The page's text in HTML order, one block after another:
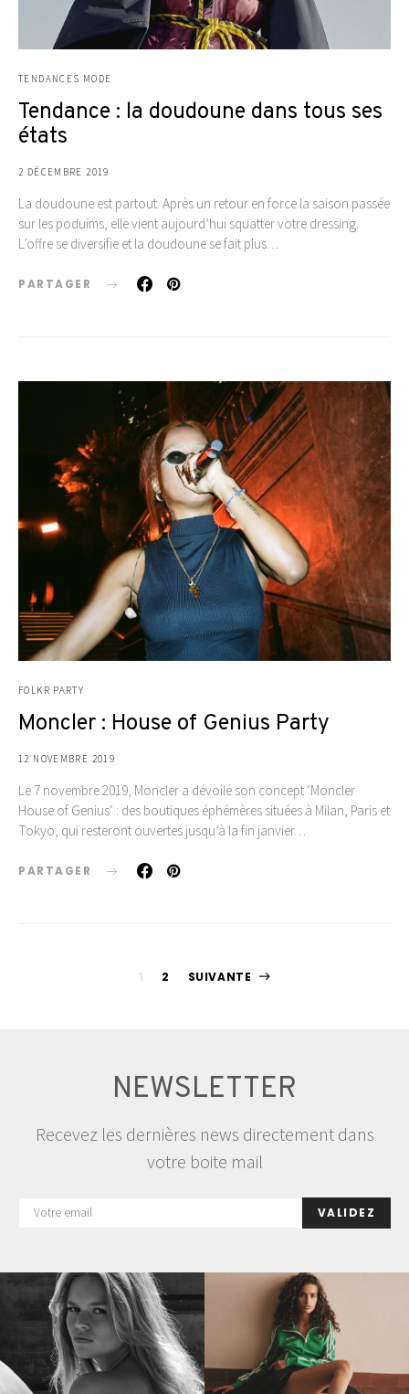
TENDANCES MODE
Tendance : la doudoune dans tous ses
états
2 DÉCEMBRE 2019
La doudoune est partout. Après un retour en force la saison passée
sur les poduims, elle vient aujourd’hui squatter votre dressing.
L’offre se diversifie et la doudoune se fait plus…
PARTAGER
FOLKR PARTY
Moncler : House of Genius Party
12 NOVEMBRE 2019
Le 7 novembre 2019, Moncler a dévoilé son concept ‘Moncler
House of Genius‘ : des boutiques éphémères situées à Milan, Paris et
Tokyo, qui resteront ouvertes jusqu’à la fin janvier…
PARTAGER
Pagination
1 2 SUIVANTE
NEWSLETTER
Recevez les dernières news directement dans
votre boite mail
VALIDEZ